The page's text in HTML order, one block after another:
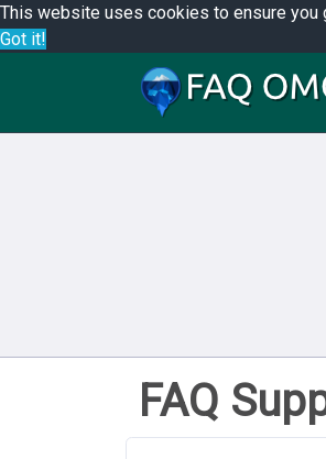
This website uses cookies to ensure
Got it!
FAQ